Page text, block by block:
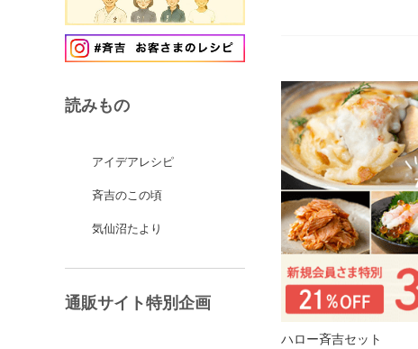
ハロー斉吉セット
読みもの
アイデアレシピ
斉吉のこの頃
気仙沼たより
通販サイト特別企画